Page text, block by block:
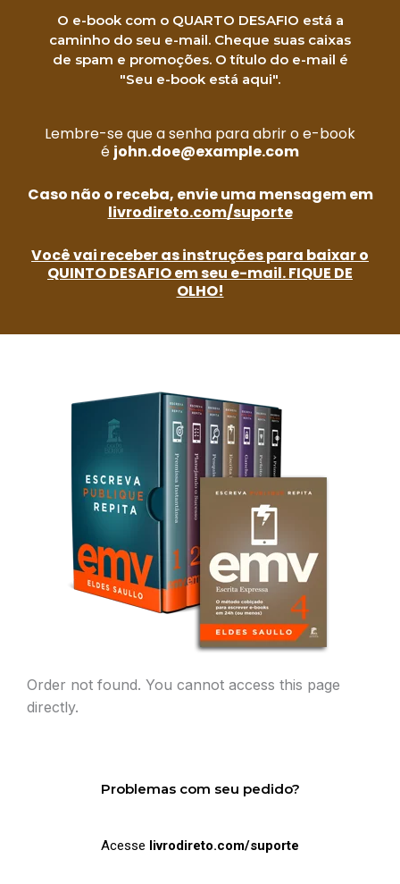
O e-book com o QUARTO DESAFIO está a
caminho do seu e-mail. Cheque suas caixas
de spam e promoções. O título do e-mail é
"Seu e-book está aqui".
Lembre-se que a senha para abrir o e-book
é john.doe@example.com
Caso não o receba, envie uma mensagem em
livrodireto.com/suporte
Você vai receber as instruções para baixar o
QUINTO DESAFIO em seu e-mail. FIQUE DE
OLHO!
Order not found. You cannot access this page
directly.
Problemas com seu pedido?
Acesse livrodireto.com/suporte